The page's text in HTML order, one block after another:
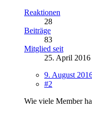
Reaktionen
28
Beiträge
83
Mitglied seit
25. April 2016
9. August
#2
Wie viele Member